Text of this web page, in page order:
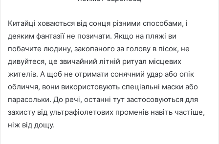
Китайці ховаються від сонця різними способами, і
деяким фантазії не позичати. Якщо на пляжі ви
побачите людину, закопаного за голову в пісок, не
дивуйтеся, це звичайний літній ритуал місцевих
жителів. А щоб не отримати сонячний удар або опік
обличчя, вони використовують спеціальні маски або
парасольки. До речі, останні тут застосовуються для
захисту від ультрафіолетових променів навіть частіше,
ніж від дощу.